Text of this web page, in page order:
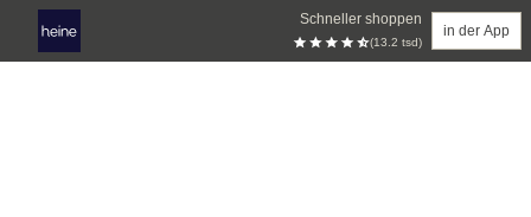
Schneller shoppen
(13.2 tsd)
in der App